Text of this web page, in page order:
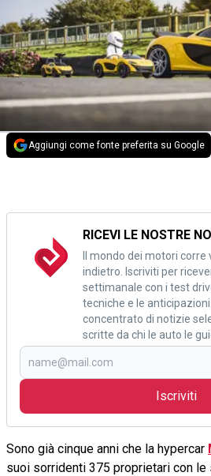
Aggiungi come fonte preferita su Google
RICEVI LE NOSTRE
Il mondo dei motori
indietro. Iscriviti per
settimanale con i test
tecniche e le
concentrato di notizie
scritte da chi le auto le
Iscriviti
Sono già cinque anni che la hypercar
suoi sorridenti 375 proprietari con le